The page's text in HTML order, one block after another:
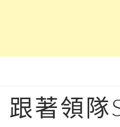
跟著領隊